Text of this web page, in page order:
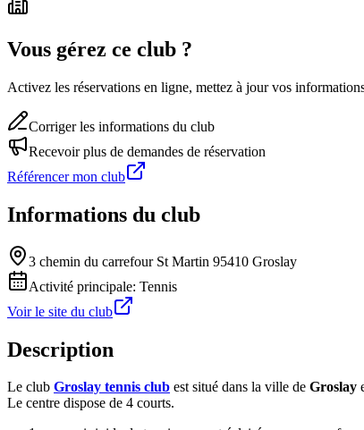
Vous gérez ce club ?
Activez les réservations en ligne, mettez à jour vos
Corriger les informations du club
Recevoir plus de demandes de réservation
Référencer mon club
Informations du club
3 chemin du carrefour St Martin 95410 Groslay
Activité principale: Tennis
Voir le site du club
Description
Le club Groslay tennis club est situé dans la ville de Groslay
Le centre dispose de 4 courts.